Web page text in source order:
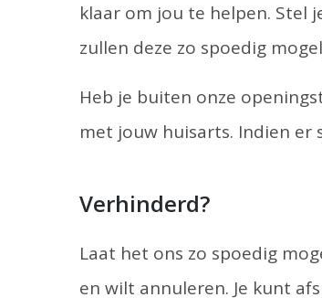
klaar om jou te helpen. Stel
zullen deze zo spoedig
Heb je buiten onze
met jouw huisarts. Indien er
Verhinderd?
Laat het ons zo spoedig
en wilt annuleren. Je kunt